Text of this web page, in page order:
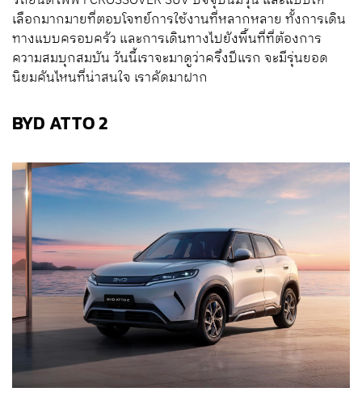
เลือกมากมายที่ตอบโจทย์การใช้งานที่หลากหลาย ทั้งการเดิน
ทางแบบครอบครัว และการเดินทางไปยังพื้นที่ที่ต้องการ
ความสมบุกสมบัน วันนี้เราจะมาดูว่าครึ่งปีแรก จะมีรุ่นยอด
นิยมคันไหนที่น่าสนใจ เราคัดมาฝาก
BYD ATTO 2